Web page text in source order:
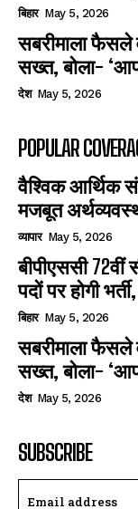
बिहार May 5, 2026
सबरीमाला फैसले
सख्त, बोला-
देश May 5, 2026
POPULAR
वैश्विक आर्थिक
मजबूत
व्यापार May 5, 2026
बीपीएससी 72वीं
पदों पर होगी
बिहार May 5, 2026
सबरीमाला फैसले
सख्त, बोला-
देश May 5, 2026
SUBSCRIBE